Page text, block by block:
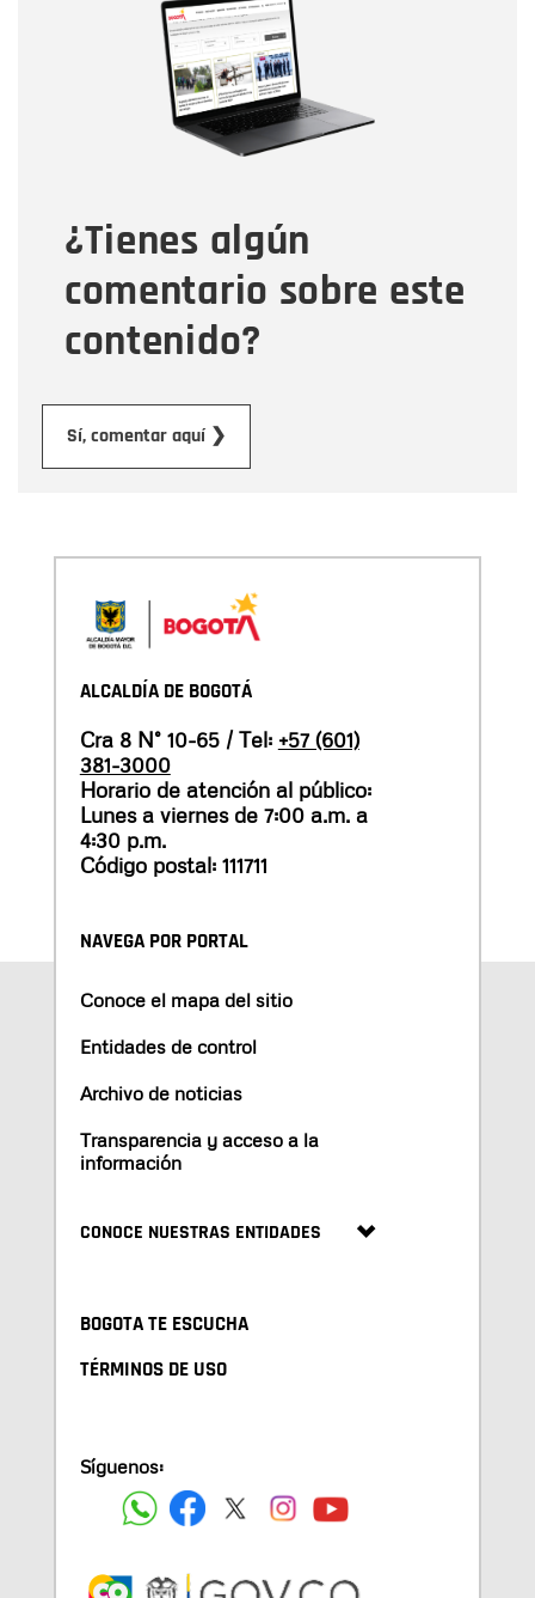
¿Tienes algún
comentario sobre este
contenido?
Sí, comentar aquí ❯
Correo electrónico
Tipo de comentario
Mensaje
ALCALDÍA DE BOGOTÁ
Cra 8 N° 10-65 / Tel: +57 (601)
381-3000
Horario de atención al público:
Lunes a viernes de 7:00 a.m. a
4:30 p.m.
Código postal: 111711
NAVEGA POR PORTAL
Conoce el mapa del sitio
Entidades de control
Archivo de noticias
Transparencia y acceso a la
información
CONOCE NUESTRAS ENTIDADES
BOGOTA TE ESCUCHA
TÉRMINOS DE USO
Síguenos: